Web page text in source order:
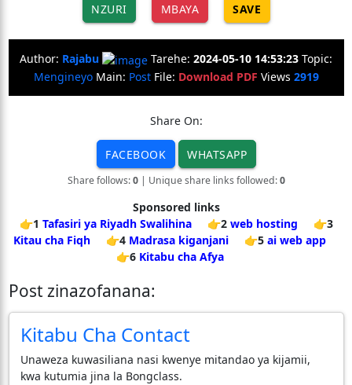
NZURI MBAYA SAVE
Author: Rajabu Tarehe: 2024-05-10 14:53:23 Topic:
MengineyoMain: PostFile: Download PDF Views 2919
Share On:
FACEBOOK WHATSAPP
Share follows:0| Unique share links followed:0
Sponsored links
👉1 Tafasiri ya Riyadh Swalihina 👉2 web hosting
👉3
Kitau cha Fiqh
👉4 Madrasa kiganjani 👉5 ai web app
👉6 Kitabu cha Afya
Post zinazofanana:
Kitabu Cha Contact
Unaweza kuwasiliana nasi kwenye mitandao ya kijamii,
kwa kutumia jina la Bongclass.